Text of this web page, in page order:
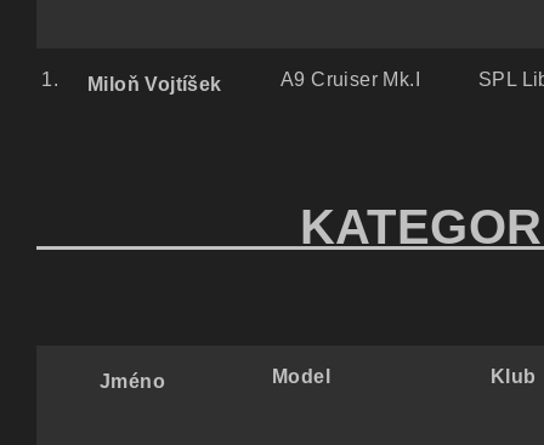
1. Miloň Vojtíšek A9 Cruiser Mk.I SPL
KATEGORIE
Jméno Model Klub